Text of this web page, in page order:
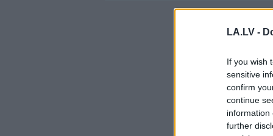
LA.LV -
If you wish
sensitive
confirm
continue
information
further